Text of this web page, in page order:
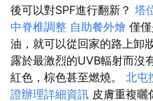
後可以對SPF進行翻新？ 塔
中脊椎調整 自助餐外燴 僅
油，就可以從回家的路上卸
露於最激烈的UVB輻射而沒
紅色，棕色甚至燃燒。 北屯
證辦理詳細資訊 皮膚重複曬